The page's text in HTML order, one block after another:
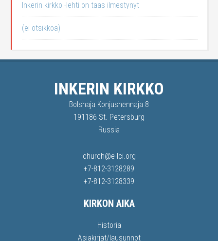
Inkerin kirkko -lehti on taas ilmestynyt
(ei otsikkoa)
INKERIN KIRKKO
Bolshaja Konjushennaja 8
191186 St. Petersburg
Russia
church@e-lci.org
+7-812-3128289
+7-812-3128339
KIRKON AIKA
Historia
Asiakirjat/lausunnot